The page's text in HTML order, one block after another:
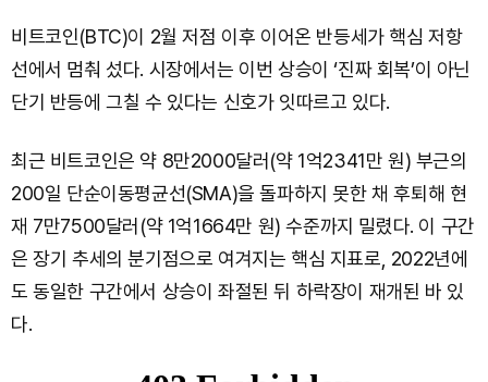
비트코인(BTC)이 2월 저점 이후 이어온 반등세가 핵심 저항
선에서 멈춰 섰다. 시장에서는 이번 상승이 ‘진짜 회복’이 아닌
단기 반등에 그칠 수 있다는 신호가 잇따르고 있다.
최근 비트코인은 약 8만2000달러(약 1억2341만 원) 부근의
200일 단순이동평균선(SMA)을 돌파하지 못한 채 후퇴해 현
재 7만7500달러(약 1억1664만 원) 수준까지 밀렸다. 이 구간
은 장기 추세의 분기점으로 여겨지는 핵심 지표로, 2022년에
도 동일한 구간에서 상승이 좌절된 뒤 하락장이 재개된 바 있
다.